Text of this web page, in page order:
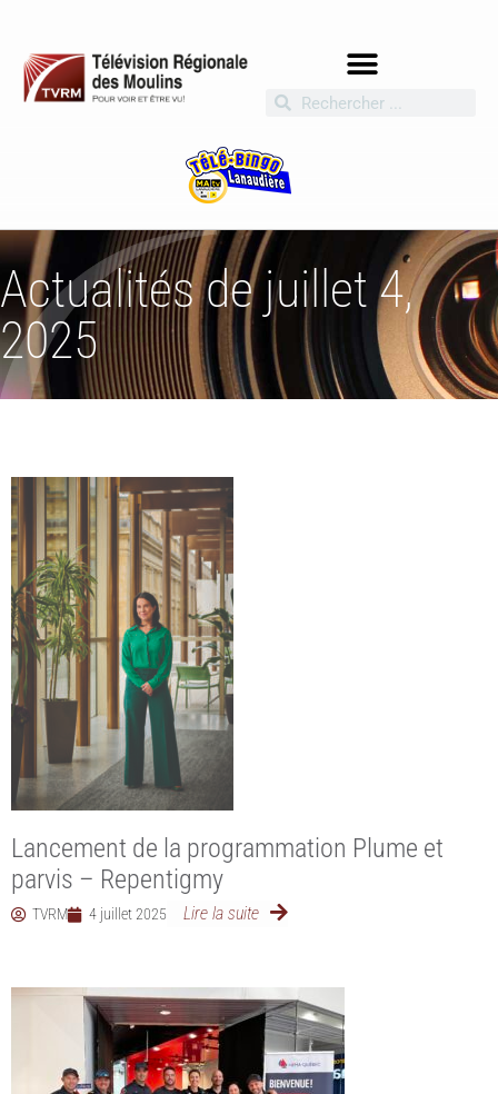
Actualités de juillet 4,
2025
Lancement de la programmation Plume et
parvis – Repentigmy
TVRM 4 juillet 2025 Lire la suite